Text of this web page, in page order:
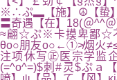
※∴ぷ▂【施】☮【
〓奇遇【在】18(＠^^
≈翩☆ぷ※卡摸卑鄙☆
θo○朋友o○←①≯烟火
注项休写㊣医宗学监
(=^o^=)$刺#灵$ぷ